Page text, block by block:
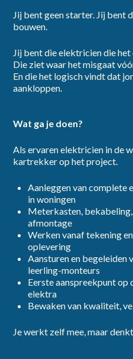
Jij bent geen starter. Jij bent
bouwen.
Jij bent die elektricien die
Die ziet waar het misgaat
En die het logisch vindt dat
aankloppen.
Wat ga je doen?
Als ervaren elektricien in de
kartrekker op het project.
Aanleggen van complete
in woningen
Meterkasten,
afmontage
Werken vanaf tekening
oplevering
Aansturen en begeleiden
leerling-monteurs
Eerste aanspreekpunt
elektra
Bewaken van kwaliteit,
Je werkt zelf mee, maar
dienstverband
provincie
Ik ga akkoord met het
Inschrijven